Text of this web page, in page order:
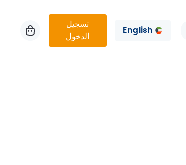
English
تسجيل
الدخول